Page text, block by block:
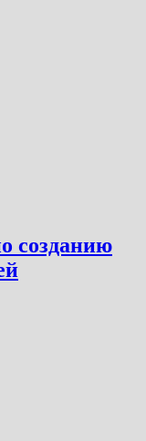
созданию